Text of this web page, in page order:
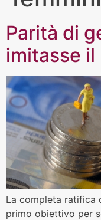
Parità di
imitasse il
La completa ratifica
primo obiettivo per